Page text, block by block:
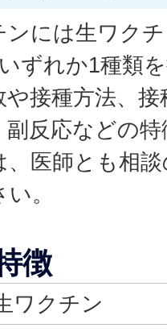
ンには生ワク
ずれか1種類
接種方法、
副反応などの
、医師とも相
。
徴
ワクチン